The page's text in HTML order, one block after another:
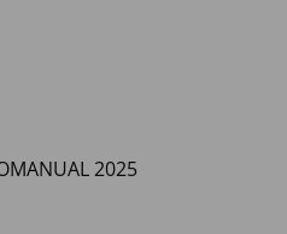
2025